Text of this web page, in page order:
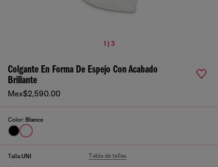
1 | 3
Colgante En Forma De Espejo Con Acabado
Brillante
Mex$2,590.00
Color: Blanco
Talla:UNI Tabla de tallas